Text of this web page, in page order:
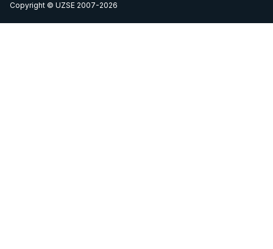
Copyright © UZSE 2007-2026